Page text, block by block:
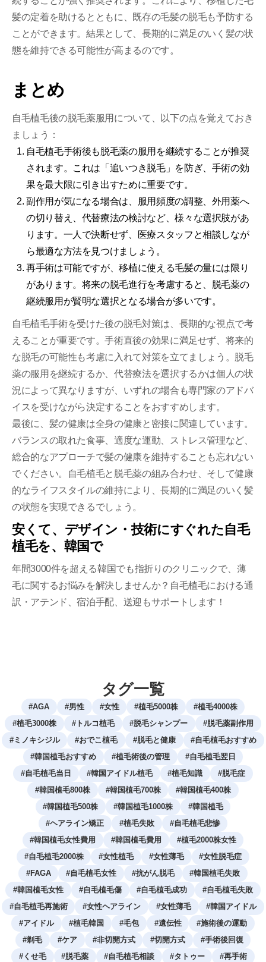
髪の定着を助けるとともに、既存の毛髪の脱毛も予防する
ことができます。結果として、長期的に満足のいく髪の状
態を維持できる可能性が高まるのです。
まとめ
自毛植毛後の脱毛薬服用について、以下の点を覚えておき
ましょう：
自毛植毛手術後も脱毛薬の服用を継続することが推奨
されます。これは「追いつき脱毛」を防ぎ、手術の効
果を最大限に引き出すために重要です。
副作用が気になる場合は、服用頻度の調整、外用薬へ
の切り替え、代替療法の検討など、様々な選択肢があ
ります。一人で決断せず、医療スタッフと相談しなが
ら最適な方法を見つけましょう。
再手術は可能ですが、移植に使える毛髪の量には限り
があります。将来の脱毛進行を考慮すると、脱毛薬の
継続服用が賢明な選択となる場合が多いです。
自毛植毛手術を受けた後の脱毛対策は、長期的な視点で考
えることが重要です。手術直後の効果に満足せず、将来的
な脱毛の可能性も考慮に入れて対策を立てましょう。脱毛
薬の服用を継続するか、代替療法を選択するかは個人の状
況によって異なりますが、いずれの場合も専門家のアドバ
イスを受けながら決定することをおすすめします。
最後に、髪の健康は全身の健康と密接に関連しています。
バランスの取れた食事、適度な運動、ストレス管理など、
総合的なアプローチで髪の健康を維持することも忘れない
でください。自毛植毛と脱毛薬の組み合わせ、そして健康
的なライフスタイルの維持により、長期的に満足のいく髪
の状態を実現できるでしょう。
安くて、デザイン・技術にすぐれた自毛
植毛を、韓国で
年間3000件を超える韓国でも指折りのクリニックで、薄
毛に関するお悩みを解決しませんか？自毛植毛における通
訳・アテンド、宿泊手配、送迎もサポートします！
タグ一覧
#AGA #男性 #女性 #植毛5000株 #植毛4000株
#植毛3000株 #トルコ植毛 #脱毛シャンプー #脱毛薬副作用
#ミノキシジル #おでこ植毛 #脱毛と健康 #自毛植毛おすすめ
#韓国植毛おすすめ #植毛術後の管理 #自毛植毛翌日
#自毛植毛当日 #韓国アイドル植毛 #植毛知識 #脱毛症
#韓国植毛800株 #韓国植毛700株 #韓国植毛400株
#韓国植毛500株 #韓国植毛1000株 #韓国植毛
#ヘアライン矯正 #植毛失敗 #自毛植毛悲惨
#韓国植毛女性費用 #韓国植毛費用 #植毛2000株女性
#自毛植毛2000株 #女性植毛 #女性薄毛 #女性脱毛症
#FAGA #自毛植毛女性 #抗がん脱毛 #韓国植毛失敗
#韓国植毛女性 #自毛植毛傷 #自毛植毛成功 #自毛植毛失敗
#自毛植毛再施術 #女性ヘアライン #女性薄毛 #韓国アイドル
#アイドル #植毛韓国 #毛包 #遺伝性 #施術後の運動
#剃毛 #ケア #非切開方式 #切開方式 #手術後回復
#くせ毛 #脱毛薬 #自毛植毛相談 #タトゥー #再手術